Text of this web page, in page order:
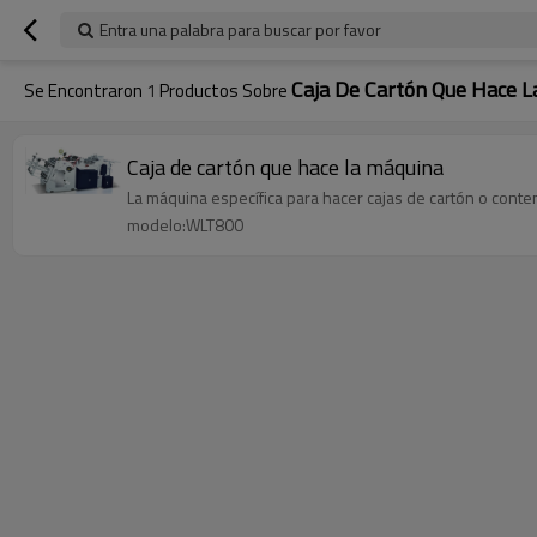
Entra una palabra para buscar por favor
Se Encontraron 1 Productos SobreCaja De Cartón Que Hace
Caja de cartón que hace la máquina
La máquina específica para hacer cajas de cartón o
modelo:WLT800